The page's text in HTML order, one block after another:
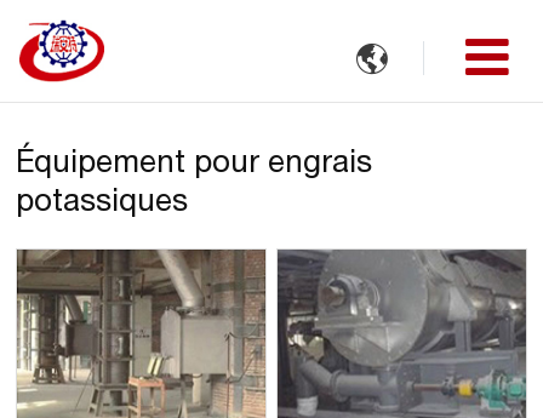

Équipement pour engrais
potassiques